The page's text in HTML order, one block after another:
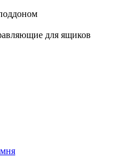
для ящиков